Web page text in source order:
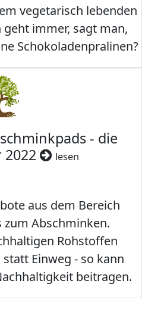
vegetarisch lebenden
geht immer, sagt man,
Schokoladenpralinen?
- die
2022
lesen
aus dem Bereich
zum Abschminken.
Rohstoffen
Einweg - so kann
beitragen.